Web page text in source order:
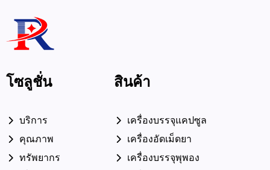
โซลูชั่น
คุณภาพ
ทรัพยากร
สินค้า
เครื่องบรรจุแคปซูล
เครื่องอัดเม็ดยา
เครื่องบรรจุพุพอง